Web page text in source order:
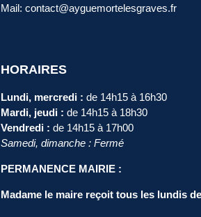
Mail: contact@ayguemortelesgraves.fr
HORAIRES
Lundi, mercredi : de 14h15 à 16h30
Mardi, jeudi : de 14h15 à 18h30
Vendredi : de 14h15 à 17h00
Samedi, dimanche : Fermé
PERMANENCE MAIRIE :
Madame le maire reçoit tous les lundis